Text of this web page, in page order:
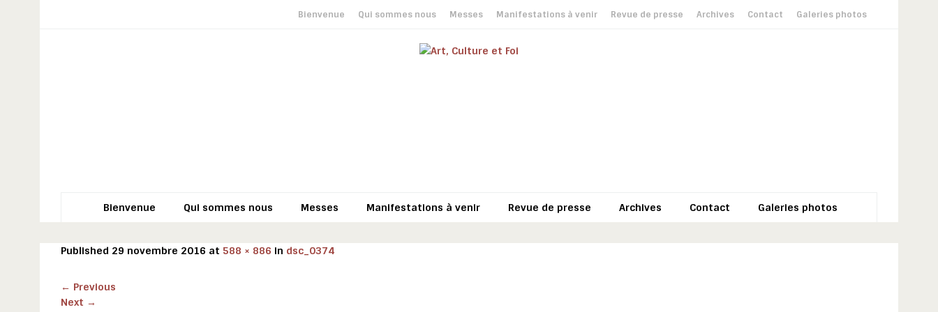
Bienvenue Qui sommes nous Messes Manifestations à venir Revue de presse Archives Contact Galeries photos
Bienvenue Qui sommes nous Messes Manifestations à venir Revue de presse Archives Contact Galeries photos
Published 29 novembre 2016 at 588 × 886 in dsc_0374
← Previous
Next →